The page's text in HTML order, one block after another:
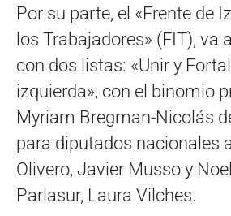
Por su parte, el «Frente de
los Trabajadores» (FIT), va
con dos listas: «Unir y
izquierda», con el binomio
Myriam Bregman-Nicolás
para diputados nacionales
Olivero, Javier Musso y
Parlasur, Laura Vilches.